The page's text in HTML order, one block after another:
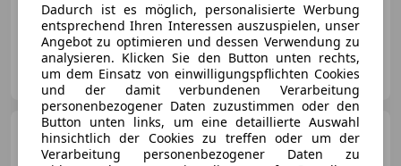
Zustandsbericht auf www.kfzsitz.at - Sicher kaufen
Sitz KFZ- Handels GmbH
AT-4053 Haid
Volkswagen Golf
Variant2.0 TDI Harman
Kardon, el. Sitz etc
Dadurch ist es möglich, personalisierte Werbung
entsprechend Ihren Interessen auszuspielen, unser
Angebot zu optimieren und dessen Verwendung zu
analysieren. Klicken Sie den Button unten rechts,
um dem Einsatz von einwilligungspflichten Cookies
und der damit verbundenen Verarbeitung
personenbezogener Daten zuzustimmen oder den
Button unten links, um eine detaillierte Auswahl
hinsichtlich der Cookies zu treffen oder um der
Verarbeitung personenbezogener Daten zu